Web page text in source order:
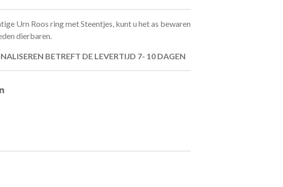
Urn Roos ring met Steentjes, kunt u het as bewaren
dierbaren.
BETREFT DE LEVERTIJD 7- 10 DAGEN
S